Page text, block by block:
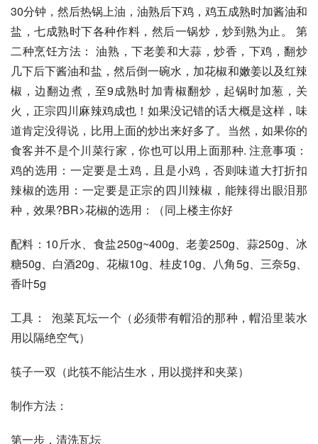
30分钟，然后热锅上油，油熟后下鸡，鸡五成熟时加酱油和
盐，七成熟时下各种作料，然后一锅炒，炒到熟为止。 第
二种烹饪方法： 油熟，下老姜和大蒜，炒香，下鸡，翻炒
几下后下酱油和盐，然后倒一碗水，加花椒和嫩姜以及红辣
椒，边翻边煮，至9成熟时加青椒翻炒，起锅时加葱，关
火，正宗四川麻辣鸡成也！如果没记错的话大概是这样，味
道肯定没得说，比用上面的炒出来好多了。当然，如果你的
食客并不是个川菜行家，你也可以用上面那种. 注意事项：
鸡的选用：一定要是土鸡，且是小鸡，否则味道大打折扣
辣椒的选用：一定要是正宗的四川辣椒，能辣得出眼泪那
种，效果?BR>花椒的选用：（同上楼主你好
配料：10斤水、食盐250g~400g、老姜250g、蒜250g、冰
糖50g、白酒20g、花椒10g、桂皮10g、八角5g、三奈5g、
香叶5g
工具：  泡菜瓦坛一个（必须带有帽沿的那种，帽沿里装水
用以隔绝空气）
筷子一双（此筷不能沾生水，用以搅拌和夹菜）
制作方法：
第一步，清洗瓦坛